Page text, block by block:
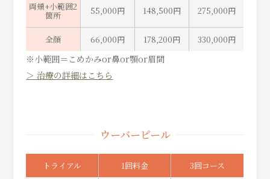
両頬+小範囲2
箇所 55,000円 148,500円 275,000円
全顔 66,000円 178,200円 330,000円
※小範囲＝こめかみor鼻or顎or眉間
＞ 治療の詳細はこちら
ウーバーピール
トライアル 1回料金 3回コース